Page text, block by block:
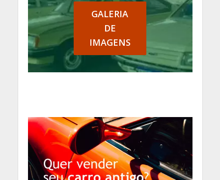
GALERIA
DE
IMAGENS